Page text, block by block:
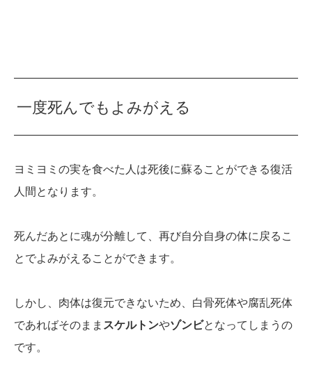
一度死んでもよみがえる
ヨミヨミの実を食べた人は死後に蘇ることができる復活
人間となります。
死んだあとに魂が分離して、再び自分自身の体に戻るこ
とでよみがえることができます。
しかし、肉体は復元できないため、白骨死体や腐乱死体
であればそのまま スケルトンやゾンビとなってしまうの
です。